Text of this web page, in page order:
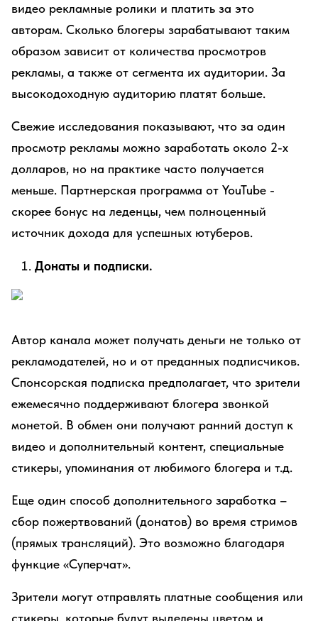
видео рекламные ролики и платить за это
авторам. Сколько блогеры зарабатывают таким
образом зависит от количества просмотров
рекламы, а также от сегмента их аудитории. За
высокодоходную аудиторию платят больше.
Свежие исследования показывают, что за один
просмотр рекламы можно заработать около 2-х
долларов, но на практике часто получается
меньше. Партнерская программа от YouTube -
скорее бонус на леденцы, чем полноценный
источник дохода для успешных ютуберов.
Донаты и подписки.
Автор канала может получать деньги не только от
рекламодателей, но и от преданных подписчиков.
Спонсорская подписка предполагает, что зрители
ежемесячно поддерживают блогера звонкой
монетой. В обмен они получают ранний доступ к
видео и дополнительный контент, специальные
стикеры, упоминания от любимого блогера и т.д.
Еще один способ дополнительного заработка –
сбор пожертвований (донатов) во время стримов
(прямых трансляций). Это возможно благодаря
функцие «Суперчат».
Зрители могут отправлять платные сообщения или
стикеры, которые будут выделены цветом и